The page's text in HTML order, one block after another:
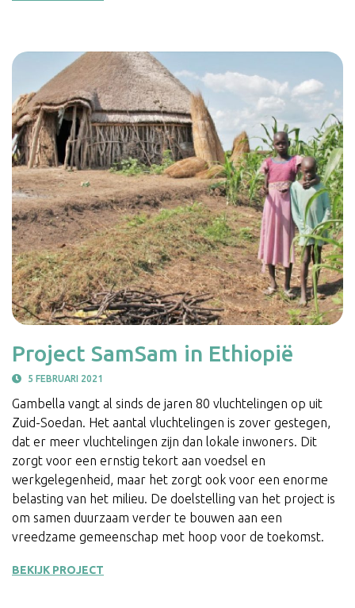
Project SamSam in Ethiopië
5 FEBRUARI 2021
Gambella vangt al sinds de jaren 80 vluchtelingen op uit
Zuid-Soedan. Het aantal vluchtelingen is zover gestegen,
dat er meer vluchtelingen zijn dan lokale inwoners. Dit
zorgt voor een ernstig tekort aan voedsel en
werkgelegenheid, maar het zorgt ook voor een enorme
belasting van het milieu. De doelstelling van het project is
om samen duurzaam verder te bouwen aan een
vreedzame gemeenschap met hoop voor de toekomst.
BEKIJK PROJECT